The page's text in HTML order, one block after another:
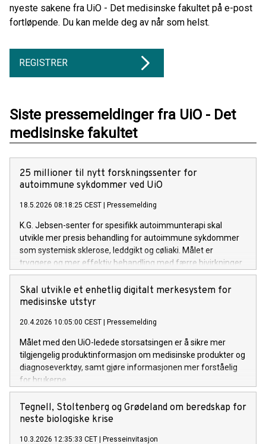
nyeste sakene fra UiO - Det medisinske fakultet på e-post
fortløpende. Du kan melde deg av når som helst.
REGISTRER
Siste pressemeldinger fra UiO - Det
medisinske fakultet
25 millioner til nytt forskningssenter for
autoimmune sykdommer ved UiO
18.5.2026 08:18:25 CEST | Pressemelding
K.G. Jebsen-senter for spesifikk autoimmunterapi skal
utvikle mer presis behandling for autoimmune sykdommer
som systemisk sklerose, leddgikt og cøliaki. Målet er
tryggere og mer effektiv behandling med færre bivirkninger.
Skal utvikle et enhetlig digitalt merkesystem for
medisinske utstyr
20.4.2026 10:05:00 CEST | Pressemelding
Målet med den UiO-ledede storsatsingen er å sikre mer
tilgjengelig produktinformasjon om medisinske produkter og
diagnoseverktøy, samt gjøre informasjonen mer forståelig
for brukerne.
Tegnell, Stoltenberg og Grødeland om beredskap for
neste biologiske krise
10.3.2026 12:35:33 CET | Presseinvitasjon